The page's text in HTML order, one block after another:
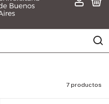
7 productos